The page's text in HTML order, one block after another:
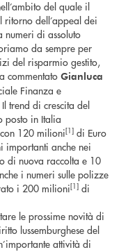
del quale il
ritorno dell’appeal dei
numeri di assoluto
da sempre per
del risparmio gestito,
commentato Gianluca
Finanza e
trend di crescita del
posto in Italia
120 milioni[1] di Euro
importanti anche nei
di nuova raccolta e 10
i numeri sulle polizze
i 200 milioni[1] di
le prossime novità di
lussemburghese del
attività di